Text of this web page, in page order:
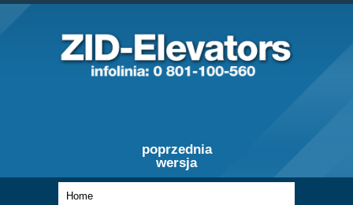
poprzednia
wersja